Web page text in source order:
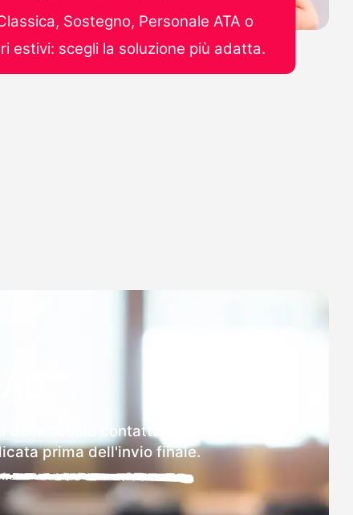
Sostegno, Personale ATA o
estivi: scegli la soluzione più adatta.
scuole contattate.
prima dell'invio finale.